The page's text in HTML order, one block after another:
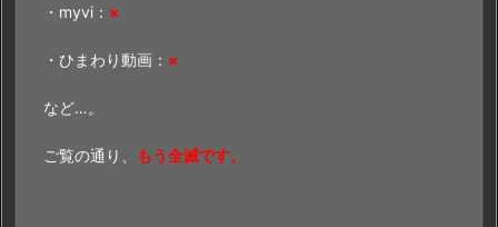
・myvi： ×
・ひまわり動画： ×
など…。
ご覧の通り、 もう全滅です。